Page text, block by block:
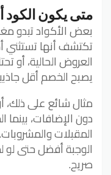
متى يكون الكود
بعض الأكواد تبدو
تكتشف أنها تستثني
العروض الحالية، أو
يصبح الخصم أقل
مثال شائع على ذلك،
دون الإضافات، بينما
المقبلات
الوجبة أفضل حتى
صريح.